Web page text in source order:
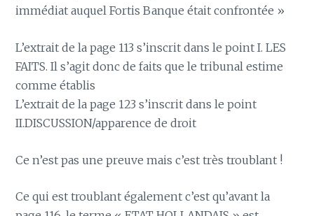
immédiat auquel Fortis Banque était confrontée »
L’extrait de la page 113 s’inscrit dans le point I. LES
FAITS. Il s’agit donc de faits que le tribunal estime
comme établis
L’extrait de la page 123 s’inscrit dans le point
II.DISCUSSION/apparence de droit
Ce n’est pas une preuve mais c’est très troublant !
Ce qui est troublant également c’est qu’avant la